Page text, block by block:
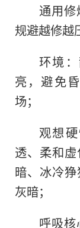
通用修
规避越修越
环境
亮，避免
场；
观想
透、柔和
暗、冰冷
灰暗；
呼吸